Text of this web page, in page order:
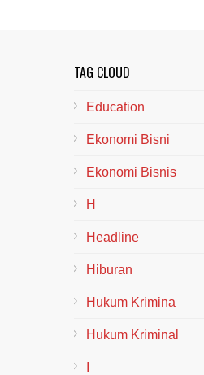
TAG CLOUD
Education
Ekonomi Bisni
Ekonomi Bisnis
H
Headline
Hiburan
Hukum Krimina
Hukum Kriminal